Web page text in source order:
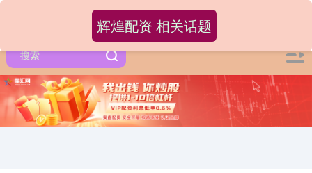
辉煌配资 相关话题